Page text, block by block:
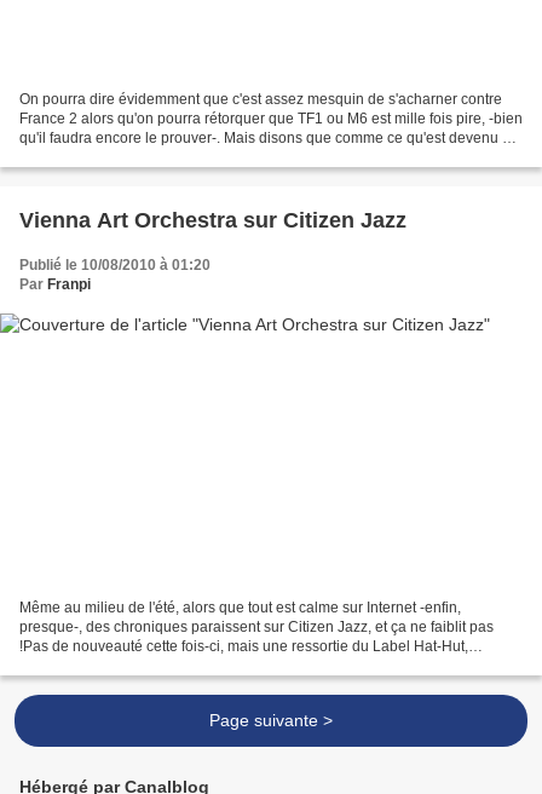
On pourra dire évidemment que c'est assez mesquin de s'acharner contre
France 2 alors qu'on pourra rétorquer que TF1 ou M6 est mille fois pire, -bien
qu'il faudra encore le prouver-. Mais disons que comme ce qu'est devenu ou
Vienna Art Orchestra sur Citizen Jazz
Publié le 10/08/2010 à 01:20
Par Franpi
Même au milieu de l'été, alors que tout est calme sur Internet -enfin,
presque-, des chroniques paraissent sur Citizen Jazz, et ça ne faiblit pas
!Pas de nouveauté cette fois-ci, mais une ressortie du Label Hat-Hut,
Page suivante >
Hébergé par Canalblog